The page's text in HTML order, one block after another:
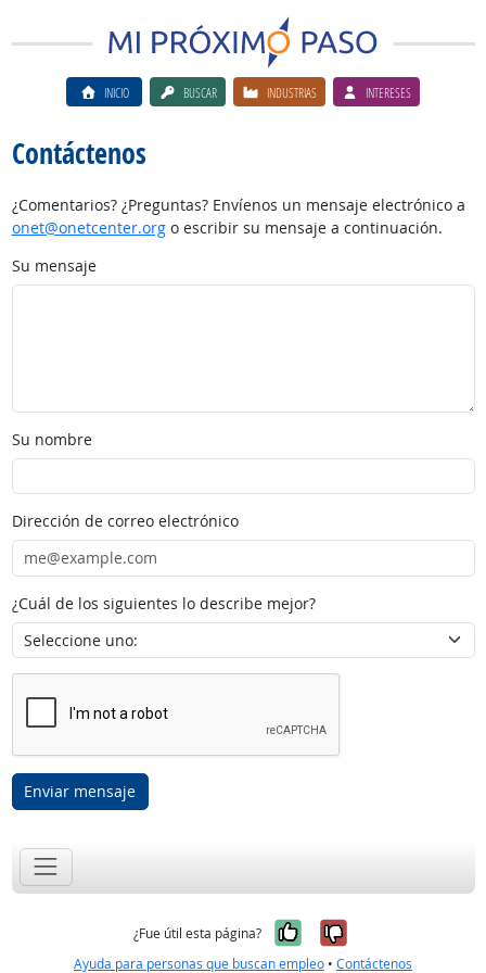
INICIO BUSCAR INDUSTRIAS INTERESES
Contáctenos
¿Comentarios? ¿Preguntas? Envíenos un mensaje electrónico a
onet@onetcenter.orgo escribir su mensaje a continuación.
Su mensaje
Su nombre
Dirección de correo electrónico
¿Cuál de los siguientes lo describe mejor?
Enviar mensaje
¿Fue útil esta página? Sí, fue útil
No, no fue
Ayuda para personas que buscan empleo • Contáctenos